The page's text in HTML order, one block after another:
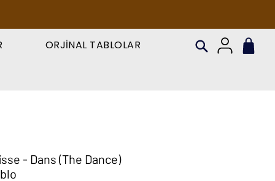
ORJİNAL TABLOLAR
- Dans (The Dance)